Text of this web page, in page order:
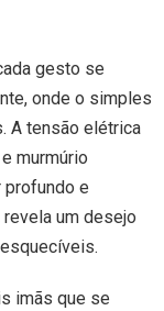
gesto se
onde o simples
A tensão elétrica
murmúrio
profundo e
um desejo
imãs que se